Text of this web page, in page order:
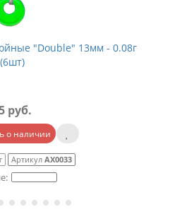
"Double" 13мм - 0.08г
(6шт)
руб.
о наличии
Артикул АХ0033